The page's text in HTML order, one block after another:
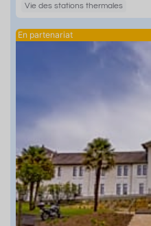
Vie des stations thermales